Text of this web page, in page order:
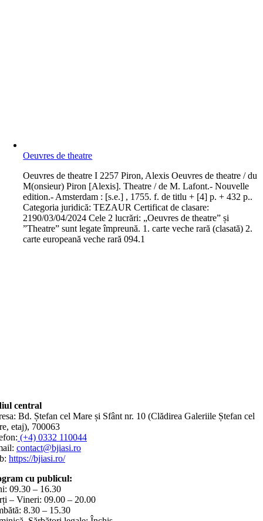
Oeuvres de theatre
Oeuvres de theatre I 2257 Piron, Alexis Oeuvres de theatre / du
M(onsieur) Piron [Alexis]. Theatre / de M. Lafont.- Nouvelle
edition.- Amsterdam : [s.e.] , 1755. f. de titlu + [4] p. + 432 p..
Categoria juridică: TEZAUR Certificat de clasare:
2190/03/04/2024 Cele 2 lucrări: „Oeuvres de theatre” și
”Theatre” sunt legate împreună. 1. carte veche rară (clasată) 2.
carte europeană veche rară 094.1
central
Bd. Ștefan cel Mare și Sfânt nr. 10 (Clădirea Galeriile Ștefan cel
etaj), 700063
(+4) 0332 110044
contact@bjiasi.ro
https://bjiasi.ro/
cu publicul:
09.30 – 16.30
– Vineri: 09.00 – 20.00
8.30 – 15.30